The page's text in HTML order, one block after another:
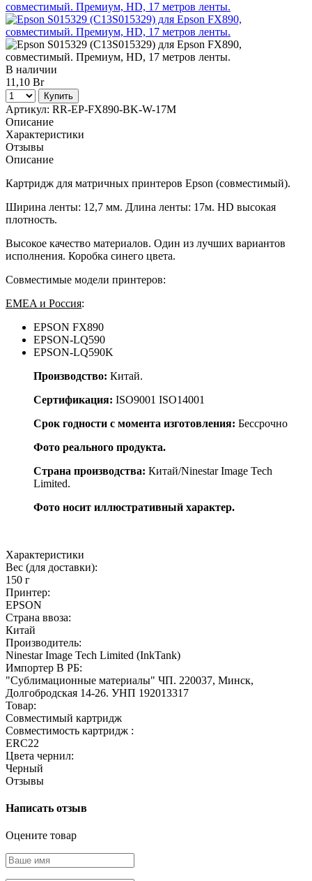
В наличии
11,10 Br
Купить
Артикул: RR-EP-FX890-BK-W-17M
Описание
Характеристики
Отзывы
Описание
Картридж для матричных принтеров Epson (совместимый).
Ширина ленты: 12,7 мм. Длина ленты: 17м. HD высокая
плотность.
Высокое качество материалов. Один из лучших вариантов
исполнения. Коробка синего цвета.
Совместимые модели принтеров:
EMEA и Россия:
EPSON FX890
EPSON-LQ590
EPSON-LQ590K
Производство: Китай.
Сертификация: ISO9001 ISO14001
Срок годности с момента изготовления: Бессрочно
Фото реального продукта.
Страна производства: Китай/Ninestar Image Tech
Limited.
Фото носит иллюстративный характер.
Характеристики
Вес (для доставки):
150 г
Принтер:
EPSON
Страна ввоза:
Китай
Производитель:
Ninestar Image Tech Limited (InkTank)
Импортер В РБ:
"Сублимационные материалы" ЧП. 220037, Минск,
Долгобродская 14-26. УНП 192013317
Товар:
Совместимый картридж
Совместимость картридж :
ERC22
Цвета чернил:
Черный
Отзывы
Написать отзыв
Оцените товар